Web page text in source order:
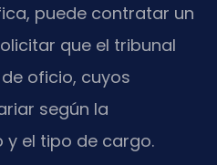
puede contratar un
que el tribunal
oficio, cuyos
según la
el tipo de cargo.